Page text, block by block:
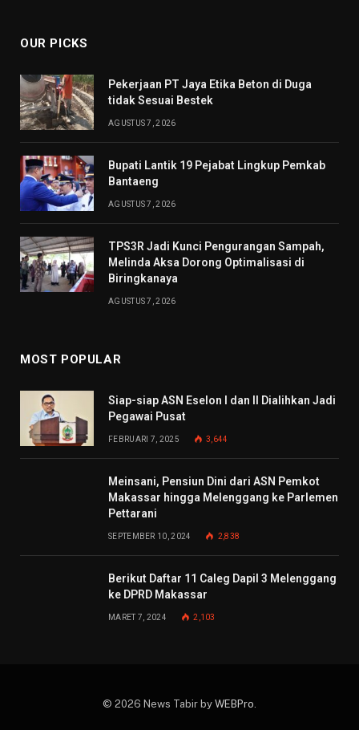
OUR PICKS
Pekerjaan PT Jaya Etika Beton di Duga
tidak Sesuai Bestek
AGUSTUS 7, 2026
Bupati Lantik 19 Pejabat Lingkup Pemkab
Bantaeng
AGUSTUS 7, 2026
TPS3R Jadi Kunci Pengurangan Sampah,
Melinda Aksa Dorong Optimalisasi di
Biringkanaya
AGUSTUS 7, 2026
MOST POPULAR
Siap-siap ASN Eselon I dan II Dialihkan Jadi
Pegawai Pusat
FEBRUARI 7, 2025 3,644
Meinsani, Pensiun Dini dari ASN Pemkot
Makassar hingga Melenggang ke Parlemen
Pettarani
SEPTEMBER 10, 2024 2,838
Berikut Daftar 11 Caleg Dapil 3 Melenggang
ke DPRD Makassar
MARET 7, 2024 2,103
© 2026 News Tabir by WEBPro.